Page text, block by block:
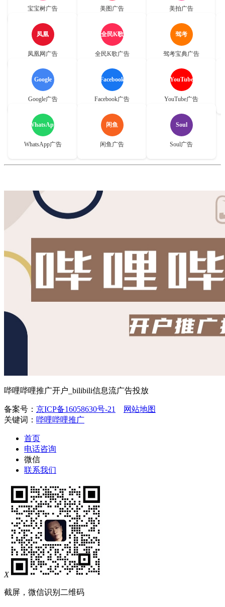
宝宝树广告 美图广告 美拍广告
凤凰
凤凰网广告
全民K歌
全民K歌广告
驾考
驾考宝典广告
Google
Google广告
Facebook
Facebook广告
YouTube
YouTube广告
WhatsApp
WhatsApp广告
闲鱼
闲鱼广告
Soul
Soul广告
哔哩哔哩推广开户_bilibili信息流广告投放
备案号： 京ICP备16058630号-21
网站地图
关键词： 哔哩哔哩推广
首页
电话咨询
微信
联系我们
X
截屏，微信识别二维码